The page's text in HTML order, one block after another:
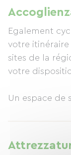
Breakfast è
Commissione
Il Pavillon
Hôtel
scorso.
originale. La
rilassarvi.
Egalement
votre
sites de la
votre
Un espace de
vos vélos.